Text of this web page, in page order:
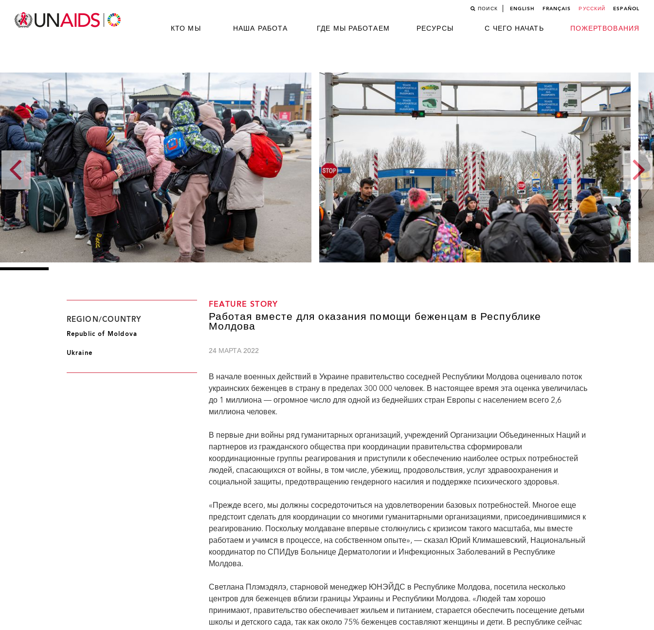
ПОИСК ENGLISH FRANÇAIS РУССКИЙ ESPAÑOL
КТО МЫ НАША РАБОТА ГДЕ МЫ РАБОТАЕМ РЕСУРСЫ С ЧЕГО НАЧАТЬ ПОЖЕРТВОВАНИЯ
FEATURE STORY
Работая вместе для оказания помощи беженцам в Республике
Молдова
24 МАРТА 2022
В начале военных действий в Украине правительство соседней Республики Молдова оценивало поток
украинских беженцев в страну в пределах 300 000 человек. В настоящее время эта оценка увеличилась
до 1 миллиона — огромное число для одной из беднейших стран Европы с населением всего 2,6
миллиона человек.
В первые дни войны ряд гуманитарных организаций, учреждений Организации Объединенных Наций и
партнеров из гражданского общества при координации правительства сформировали
координационные группы реагирования и приступили к обеспечению наиболее острых потребностей
людей, спасающихся от войны, в том числе, убежищ, продовольствия, услуг здравоохранения и
социальной защиты, предотвращению гендерного насилия и поддержке психического здоровья.
«Прежде всего, мы должны сосредоточиться на удовлетворении базовых потребностей. Многое еще
предстоит сделать для координации со многими гуманитарными организациями, присоединившимися к
реагированию. Поскольку молдаване впервые столкнулись с кризисом такого масштаба, мы вместе
работаем и учимся в процессе, на собственном опыте», — сказал Юрий Климашевский, Национальный
координатор по СПИДув Больнице Дерматологии и Инфекционных Заболеваний в Республике
Молдова.
Светлана Плэмэдялэ, старновой менеджер ЮНЭЙДС в Республике Молдова, посетила несколько
центров для беженцев вблизи границы Украины и Республики Молдова. «Людей там хорошо
принимают, правительство обеспечивает жильем и питанием, старается обеспечить посещение детьми
школы и детского сада, так как около 75% беженцев составляют женщины и дети. В республике сейчас
REGION/COUNTRY
Republic of Moldova
Ukraine